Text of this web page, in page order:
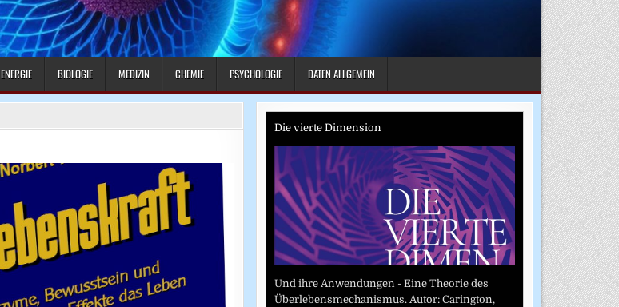
ENERGIE BIOLOGIE MEDIZIN CHEMIE PSYCHOLOGIE DATEN ALLGEMEIN
Die vierte Dimension
Und ihre Anwendungen - Eine Theorie des
Überlebensmechanismus. Autor: Carington,